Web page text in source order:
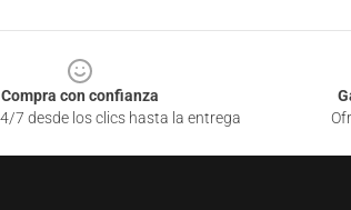
Compra con confianza
7 desde los clics hasta la entrega